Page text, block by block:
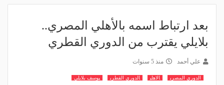
بعد ارتباط اسمه بالأهلي المصري..
بلايلي يقترب من الدوري القطري
علي أحمد منذ 5 سنوات
الدوري المصري الاهلي الدوري القطري يوسف بلايلي